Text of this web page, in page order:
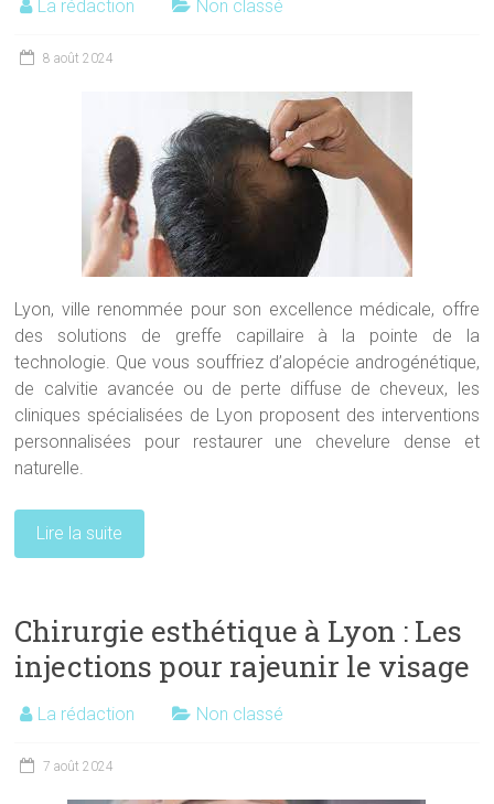
La rédaction Non classé
8 août 2024
Lyon, ville renommée pour son excellence médicale, offre
des solutions de greffe capillaire à la pointe de la
technologie. Que vous souffriez d’alopécie androgénétique,
de calvitie avancée ou de perte diffuse de cheveux, les
cliniques spécialisées de Lyon proposent des interventions
personnalisées pour restaurer une chevelure dense et
naturelle.
Lire la suite
Chirurgie esthétique à Lyon : Les
injections pour rajeunir le visage
La rédaction Non classé
7 août 2024